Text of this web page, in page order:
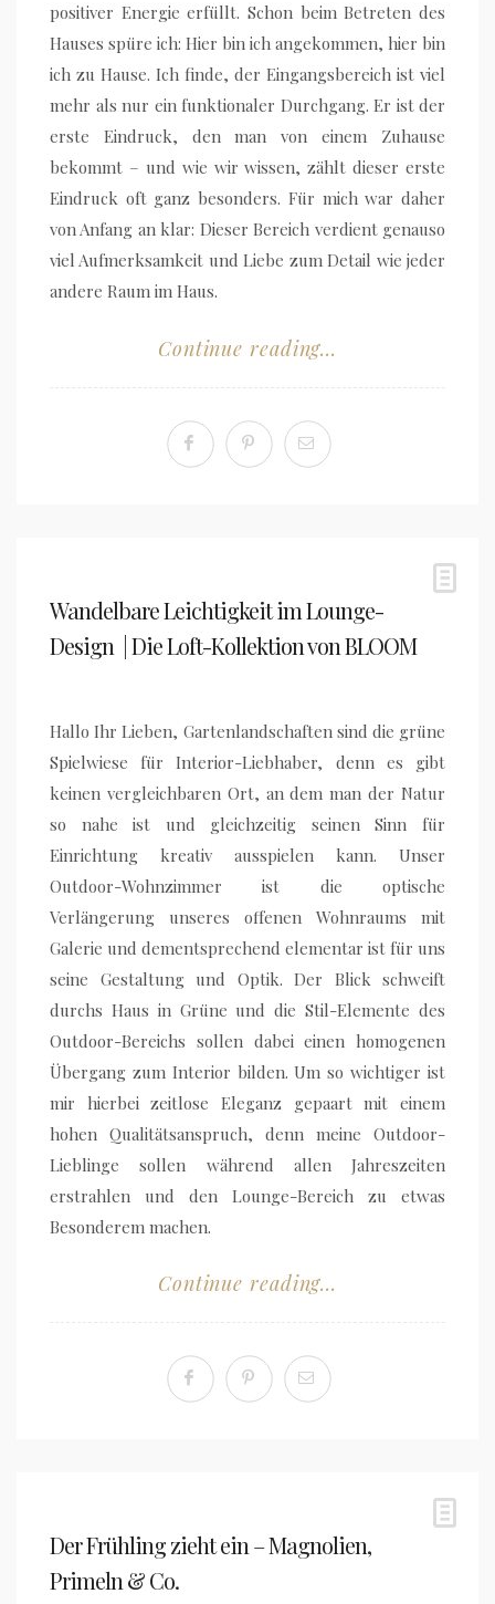
positiver Energie erfüllt. Schon beim Betreten des
Hauses spüre ich: Hier bin ich angekommen, hier bin
ich zu Hause. Ich finde, der Eingangsbereich ist viel
mehr als nur ein funktionaler Durchgang. Er ist der
erste Eindruck, den man von einem Zuhause
bekommt – und wie wir wissen, zählt dieser erste
Eindruck oft ganz besonders. Für mich war daher
von Anfang an klar: Dieser Bereich verdient genauso
viel Aufmerksamkeit und Liebe zum Detail wie jeder
andere Raum im Haus.
Continue reading...
Wandelbare Leichtigkeit im Lounge-
Design | Die Loft-Kollektion von BLOOM
Hallo Ihr Lieben, Gartenlandschaften sind die grüne
Spielwiese für Interior-Liebhaber, denn es gibt
keinen vergleichbaren Ort, an dem man der Natur
so nahe ist und gleichzeitig seinen Sinn für
Einrichtung kreativ ausspielen kann. Unser
Outdoor-Wohnzimmer ist die optische
Verlängerung unseres offenen Wohnraums mit
Galerie und dementsprechend elementar ist für uns
seine Gestaltung und Optik. Der Blick schweift
durchs Haus in Grüne und die Stil-Elemente des
Outdoor-Bereichs sollen dabei einen homogenen
Übergang zum Interior bilden. Um so wichtiger ist
mir hierbei zeitlose Eleganz gepaart mit einem
hohen Qualitätsanspruch, denn meine Outdoor-
Lieblinge sollen während allen Jahreszeiten
erstrahlen und den Lounge-Bereich zu etwas
Besonderem machen.
Continue reading...
Der Frühling zieht ein – Magnolien,
Primeln & Co.